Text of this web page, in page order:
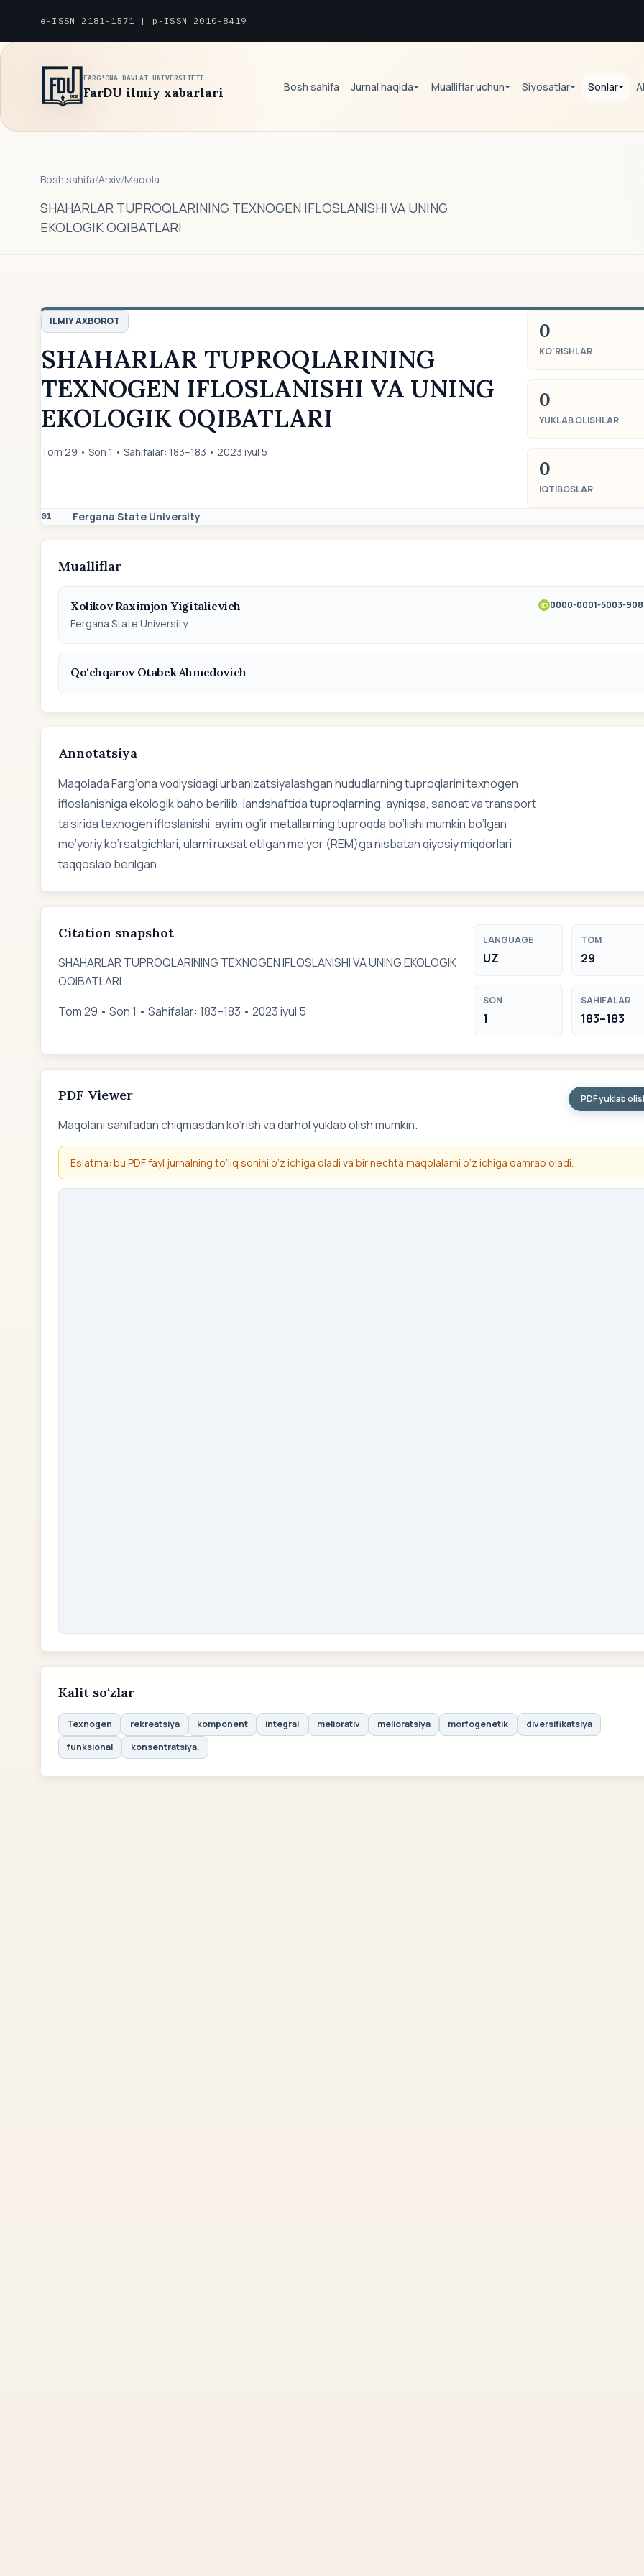
e-ISSN 2181-1571 | p-ISSN 2010-8419
FARG'ONA DAVLAT UNIVERSITETI
FarDU ilmiy xabarlari Bosh sahifa Jurnal haqida Mualliflar uchun Siyosatlar Sonlar
Bosh sahifa/Arxiv/Maqola
SHAHARLAR TUPROQLARINING TEXNOGEN IFLOSLANISHI VA UNING
EKOLOGIK OQIBATLARI
ILMIY AXBOROT
SHAHARLAR TUPROQLARINING
TEXNOGEN IFLOSLANISHI VA UNING
EKOLOGIK OQIBATLARI
Tom 29 • Son 1 • Sahifalar: 183–183 • 2023 iyul 5
0
KO‘RISHLAR
0
YUKLAB OLISHLAR
0
IQTIBOSLAR
01 Fergana State University
Mualliflar
Xolikov Raximjon Yigitalievich
Fergana State University
0000-0001-5003-
Qo‘chqarov Otabek Ahmedovich
Annotatsiya
Maqolada Farg‘ona vodiysidagi urbanizatsiyalashgan hududlarning tuproqlarini texnogen
ifloslanishiga ekologik baho berilib, landshaftida tuproqlarning, ayniqsa, sanoat va transport
ta’sirida texnogen ifloslanishi, ayrim og‘ir metallarning tuproqda bo‘lishi mumkin bo‘lgan
me’yoriy ko‘rsatgichlari, ularni ruxsat etilgan me’yor (REM)ga nisbatan qiyosiy miqdorlari
taqqoslab berilgan.
Citation snapshot
SHAHARLAR TUPROQLARINING TEXNOGEN IFLOSLANISHI VA UNING EKOLOGIK
OQIBATLARI
Tom 29 • Son 1 • Sahifalar: 183–183 • 2023 iyul 5
LANGUAGE
UZ
TOM
29
SON
1
SAHIFALAR
183–183
PDF Viewer
Maqolani sahifadan chiqmasdan ko‘rish va darhol yuklab olish mumkin.
PDF yuklab
Eslatma: bu PDF fayl jurnalning to‘liq sonini o‘z ichiga oladi va bir nechta maqolalarni o‘z ichiga qamrab oladi.
Kalit so‘zlar
Texnogen rekreatsiya komponent integral meliorativ melioratsiya morfogenetik
diversifikatsiya
funksional
konsentratsiya.